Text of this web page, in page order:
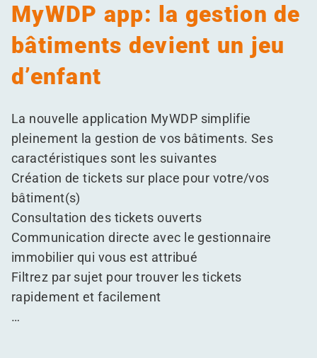
MyWDP app: la gestion de
bâtiments devient un jeu
d’enfant
La nouvelle application MyWDP simplifie
pleinement la gestion de vos bâtiments. Ses
caractéristiques sont les suivantes
Création de tickets sur place pour votre/​vos
bâtiment(s)
Consultation des tickets ouverts
Communication directe avec le gestionnaire
immobilier qui vous est attribué
Filtrez par sujet pour trouver les tickets
rapidement et facilement
…